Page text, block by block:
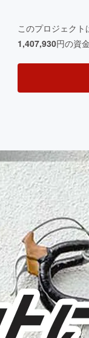
このプロジェクト
1,407,930円の資